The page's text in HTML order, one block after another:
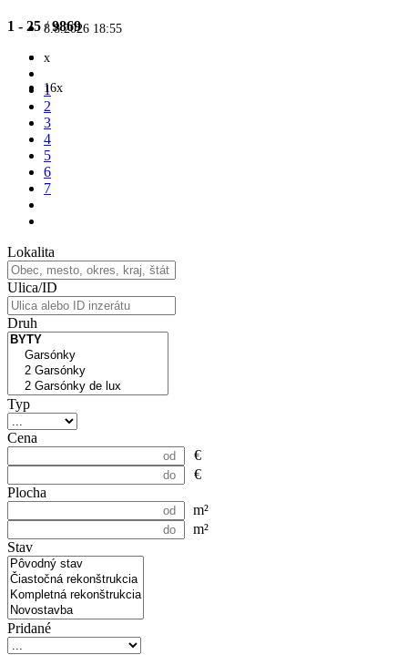
8.8.2026 18:55
x
16x
1 - 25/9869
1
2
3
4
5
6
7
Lokalita
Ulica/ID
Druh
Typ
Cena
€
€
Plocha
m²
m²
Stav
Pridané